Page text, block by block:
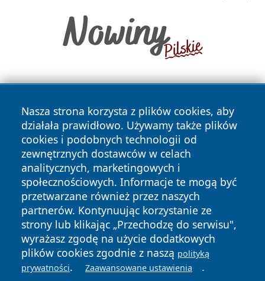
Nasza strona korzysta z plików cookies, aby
działała prawidłowo. Używamy także plików
cookies i podobnych technologii od
zewnętrznych dostawców w celach
analitycznych, marketingowych i
społecznościowych. Informacje te mogą być
przetwarzane również przez naszych
partnerów. Kontynuując korzystanie ze
strony lub klikając „Przechodzę do serwisu",
wyrażasz zgodę na użycie dodatkowych
plików cookies zgodnie z naszą polityką
prywatności. Zaawansowane ustawienia .
Copyright © 2026 przemyslonline.pl Wszystkie prawa
zastrzeżone.
News Autorzy
Polityka
Prywatności
Polityka
Cookies